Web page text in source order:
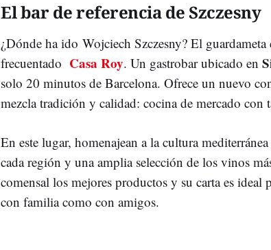
El bar de referencia de Szczesny
¿Dónde ha ido Wojciech Szczesny? El
frecuentado Casa Roy. Un gastrobar ubicado en
solo 20 minutos de Barcelona. Ofrece un nuevo
mezcla tradición y calidad: cocina de mercado con
En este lugar, homenajean a la cultura
cada región y una amplia selección de los vinos
comensal los mejores productos y su carta es
con familia como con amigos.